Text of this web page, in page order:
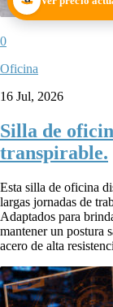
0
Oficina
16 Jul, 2026
Silla de
transpirable.
Esta silla de oficina
largas jornadas de
Adaptados para
mantener un postura
acero de alta